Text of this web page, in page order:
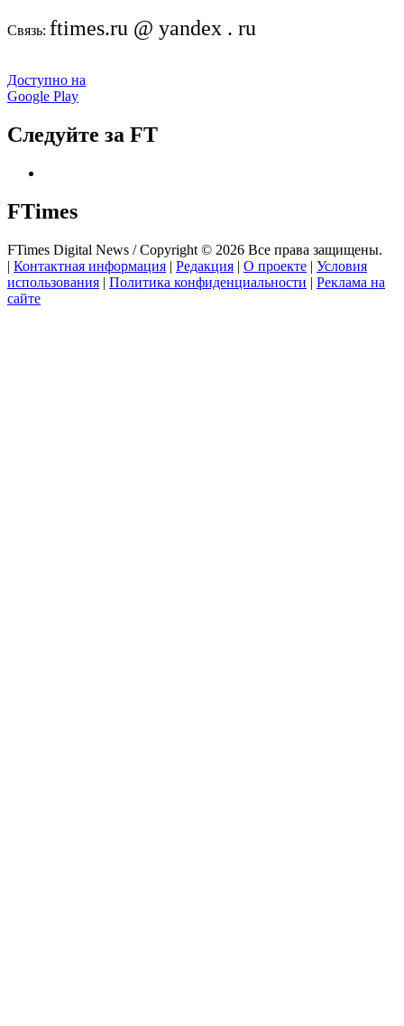
Связь: ftimes.ru @ yandex . ru
Доступно на
Google Play
Следуйте за FT
FTimes
FTimes Digital News / Copyright © 2026 Все права защищены.
| Контактная информация | Редакция | О проекте | Условия
использования | Политика конфиденциальности | Реклама на
сайте